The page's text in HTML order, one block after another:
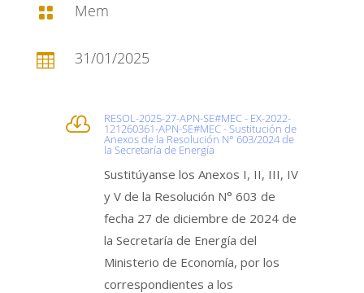
 Mem
 31/01/2025
 RESOL-2025-27-APN-SE#MEC - EX-2022-
121260361-APN-SE#MEC - Sustitución de
Anexos de la Resolución N° 603/2024 de
la Secretaría de Energía
Sustitúyanse los Anexos I, II, III, IV
y V de la Resolución N° 603 de
fecha 27 de diciembre de 2024 de
la Secretaría de Energía del
Ministerio de Economía, por los
correspondientes a los